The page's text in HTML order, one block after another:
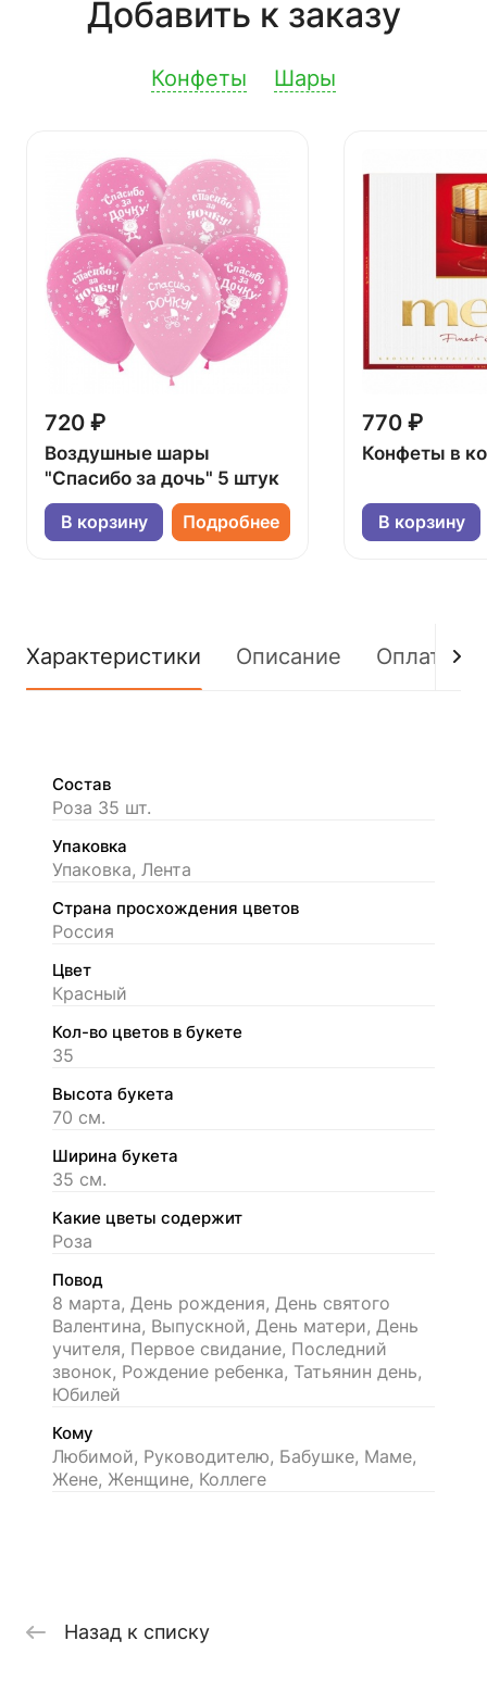
Добавить к заказу
Конфеты Шары
720 ₽
Воздушные шары
"Спасибо за дочь" 5 штук
В корзину Подробнее
770 ₽
Конфеты в
В корзину
Характеристики Описание Оплата
Состав
Роза 35 шт.
Упаковка
Упаковка, Лента
Страна просхождения цветов
Россия
Цвет
Красный
Кол-во цветов в букете
35
Высота букета
70 см.
Ширина букета
35 см.
Какие цветы содержит
Роза
Повод
8 марта, День рождения, День святого
Валентина, Выпускной, День матери, День
учителя, Первое свидание, Последний
звонок, Рождение ребенка, Татьянин день,
Юбилей
Кому
Любимой, Руководителю, Бабушке, Маме,
Жене, Женщине, Коллеге
Назад к списку